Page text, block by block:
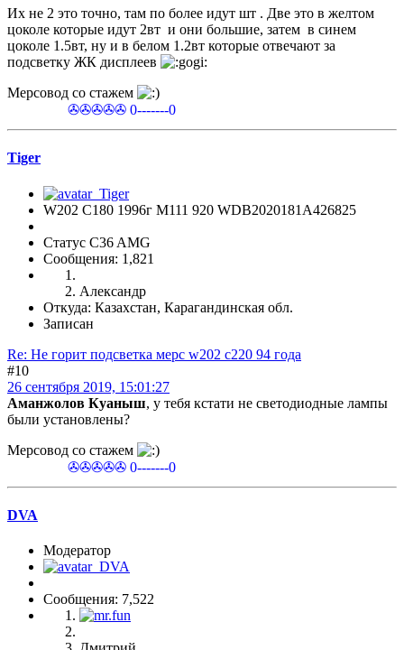
Их не 2 это точно, там по более идут шт . Две это в желтом
цоколе которые идут 2вт и они большие, затем в синем
цоколе 1.5вт, ну и в белом 1.2вт которые отвечают за
подсветку ЖК дисплеев
Мерсовод со стажем
✇✇✇✇✇ 0-------0
Tiger
W202 C180 1996г М111 920 WDB2020181A426825
Статус C36 AMG
Сообщения: 1,821
Александр
Откуда: Казахстан, Карагандинская обл.
Записан
Re: Не горит подсветка мерс w202 c220 94 года
#10
26 сентября 2019, 15:01:27
Аманжолов Куаныш, у тебя кстати не светодиодные лампы
были установлены?
Мерсовод со стажем
✇✇✇✇✇ 0-------0
DVA
Модератор
Сообщения: 7,522